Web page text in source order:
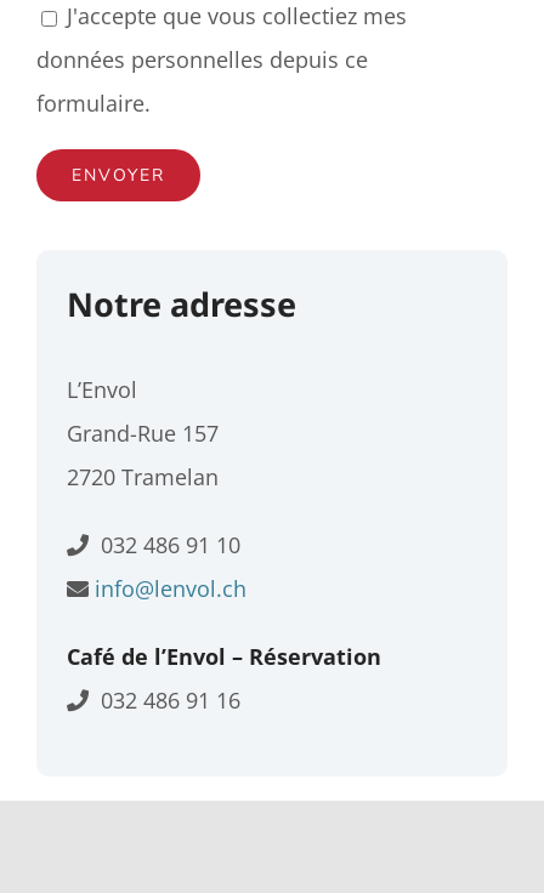
J'accepte que vous collectiez mes
données personnelles depuis ce
formulaire.
Notre adresse
L’Envol
Grand-Rue 157
2720 Tramelan
032 486 91 10
info@lenvol.ch
Café de l’Envol – Réservation
032 486 91 16